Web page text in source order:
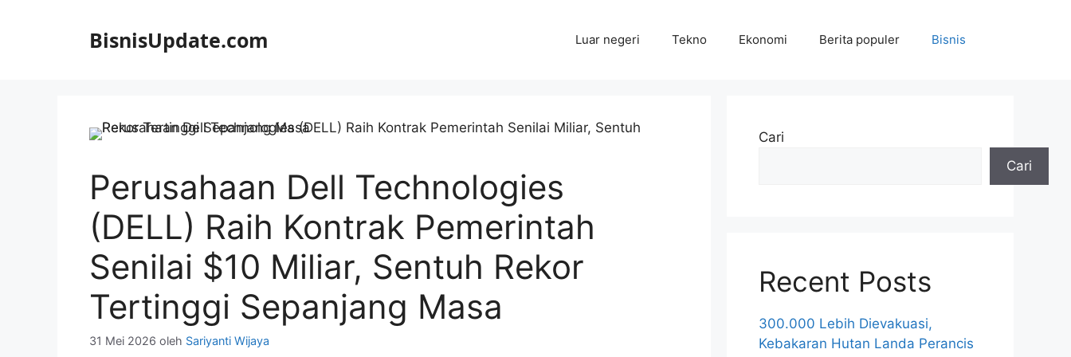
BisnisUpdate.com Luar negeri Tekno Ekonomi Berita populer Bisnis
Perusahaan Dell Technologies
(DELL) Raih Kontrak Pemerintah
Senilai $10 Miliar, Sentuh Rekor
Tertinggi Sepanjang Masa
31 Mei 2026 oleh Sariyanti Wijaya
Cari
Cari
Recent Posts
300.000 Lebih Dievakuasi,
Kebakaran Hutan Landa Perancis